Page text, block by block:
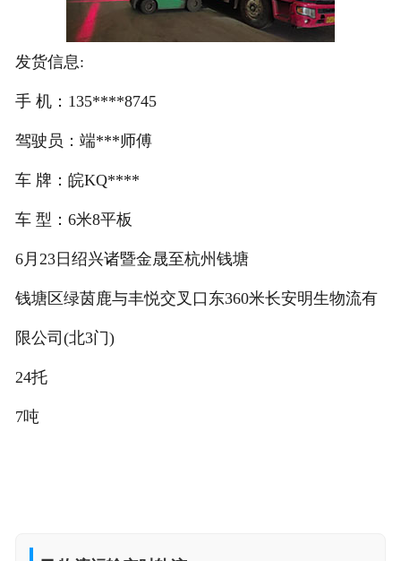
在线礼佛
发货信息:
手 机：135****8745
驾驶员：端***师傅
车 牌：皖KQ****
车 型：6米8平板
6月23日绍兴诸暨金晟至杭州钱塘
钱塘区绿茵鹿与丰悦交叉口东360米长安明生物流有
限公司(北3门)
24托
7吨